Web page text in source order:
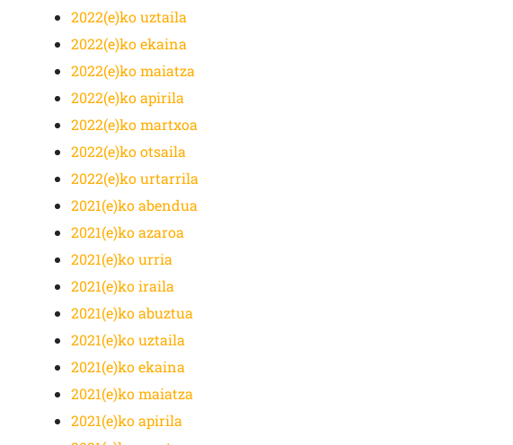
2022(e)ko uztaila
2022(e)ko ekaina
2022(e)ko maiatza
2022(e)ko apirila
2022(e)ko martxoa
2022(e)ko otsaila
2022(e)ko urtarrila
2021(e)ko abendua
2021(e)ko azaroa
2021(e)ko urria
2021(e)ko iraila
2021(e)ko abuztua
2021(e)ko uztaila
2021(e)ko ekaina
2021(e)ko maiatza
2021(e)ko apirila